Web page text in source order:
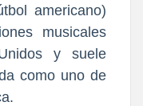
americano)
musicales
y suele
como uno de